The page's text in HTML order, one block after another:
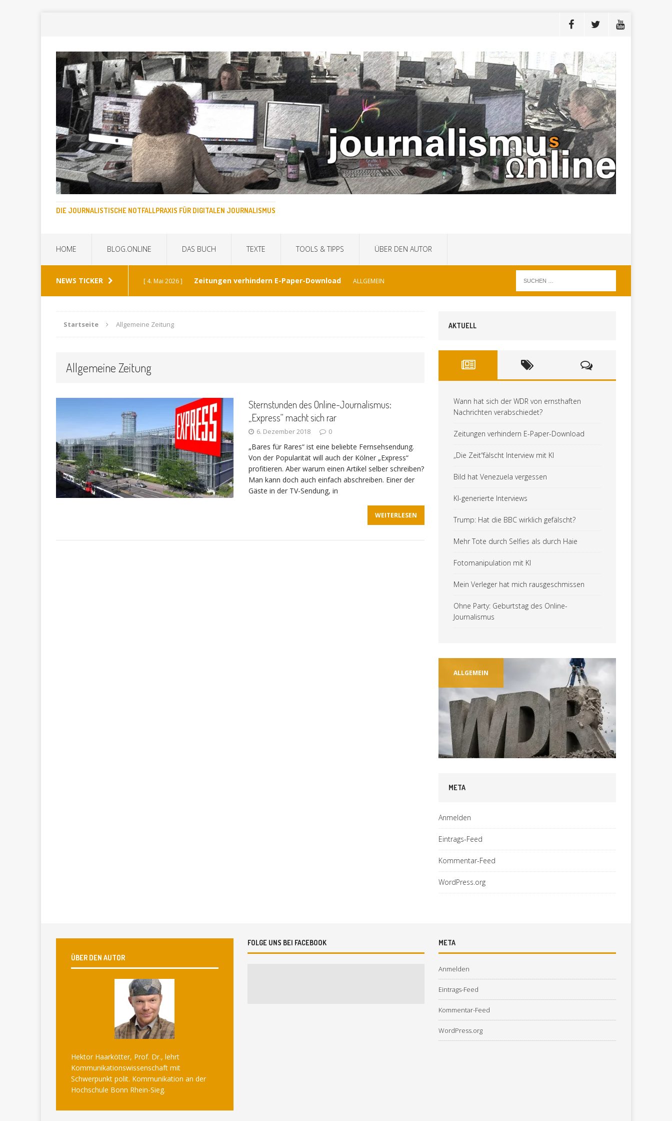
DIE JOURNALISTISCHE NOTFALLPRAXIS FÜR DIGITALEN JOURNALISMUS
HOME BLOG.ONLINE DAS BUCH TEXTE TOOLS & TIPPS ÜBER DEN AUTOR
NEWS TICKER [ 4. Mai 2026 ] Zeitungen verhindern E-Paper-Download ALLGEMEIN
[ 8. Januar 2026 ] „Die Zeit“fälscht Interview mit KI TECHNIK
[ 19. Dezember 2025 ]
[ 30. Mai 2026 ] Wann hat sich der WDR von ernsthaften Nachrichten
verabschiedet? ALLGEMEIN
Startseite Allgemeine Zeitung
Allgemeine Zeitung
Sternstunden des Online-Journalismus:
„Express“ macht sich rar
6. Dezember 2018 0
„Bares für Rares“ ist eine beliebte Fernsehsendung.
Von der Popularität will auch der Kölner „Express“
profitieren. Aber warum einen Artikel selber schreiben?
Man kann doch auch einfach abschreiben. Einer der
Gäste in der TV-Sendung, in
WEITERLESEN
AKTUELL
Wann hat sich der WDR von ernsthaften
Nachrichten verabschiedet?
Zeitungen verhindern E-Paper-Download
„Die Zeit“fälscht Interview mit KI
Bild hat Venezuela vergessen
KI-generierte Interviews
Trump: Hat die BBC wirklich gefälscht?
Mehr Tote durch Selfies als durch Haie
Fotomanipulation mit KI
Mein Verleger hat mich rausgeschmissen
Ohne Party: Geburtstag des Online-
Journalismus
ALLGEMEIN
META
Anmelden
Eintrags-Feed
Kommentar-Feed
WordPress.org
ÜBER DEN AUTOR
Hektor Haarkötter, Prof. Dr., lehrt
Kommunikationswissenschaft mit
Schwerpunkt polit. Kommunikation an der
Hochschule Bonn Rhein-Sieg.
FOLGE UNS BEI FACEBOOK META
Anmelden
Eintrags-Feed
Kommentar-Feed
WordPress.org